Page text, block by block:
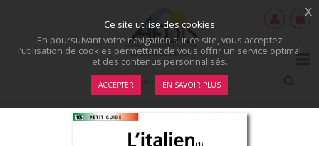
Ce site utilise des cookies
En poursuivant votre navigation sur ce site, vous acceptez
l’utilisation de cookies permettant de vous offrir un service optimal
et des contenus personnalisés.
ACCEPTER EN SAVOIR PLUS
x